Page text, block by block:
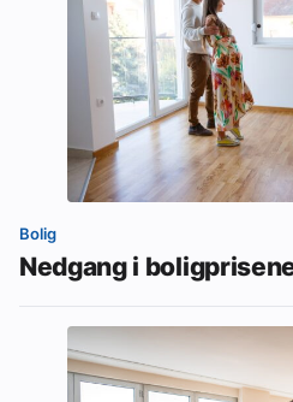
Bolig
Nedgang i